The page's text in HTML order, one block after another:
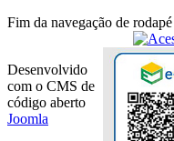
Fim da navegação de rodapé
Desenvolvido
com o CMS de
código aberto
Joomla